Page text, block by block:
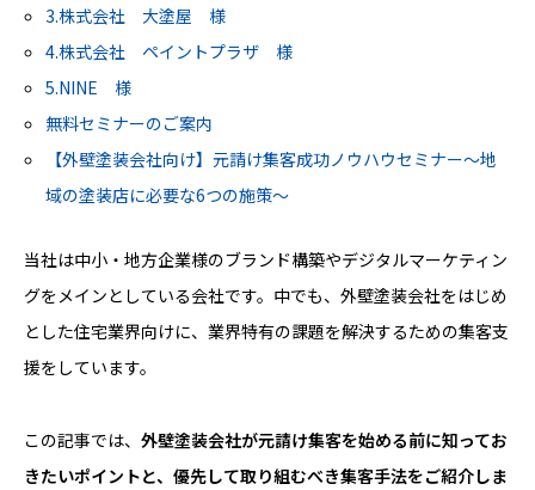
3.株式会社 大塗屋 様
4.株式会社 ペイントプラザ 様
5.NINE 様
無料セミナーのご案内
【外壁塗装会社向け】元請け集客成功ノウハウセミナー～地
域の塗装店に必要な6つの施策～
当社は中小・地方企業様のブランド構築やデジタルマーケティン
グをメインとしている会社です。中でも、外壁塗装会社をはじめ
とした住宅業界向けに、業界特有の課題を解決するための集客支
援をしています。
この記事では、 外壁塗装会社が元請け集客を始める前に知ってお
きたいポイントと、優先して取り組むべき集客手法をご紹介しま